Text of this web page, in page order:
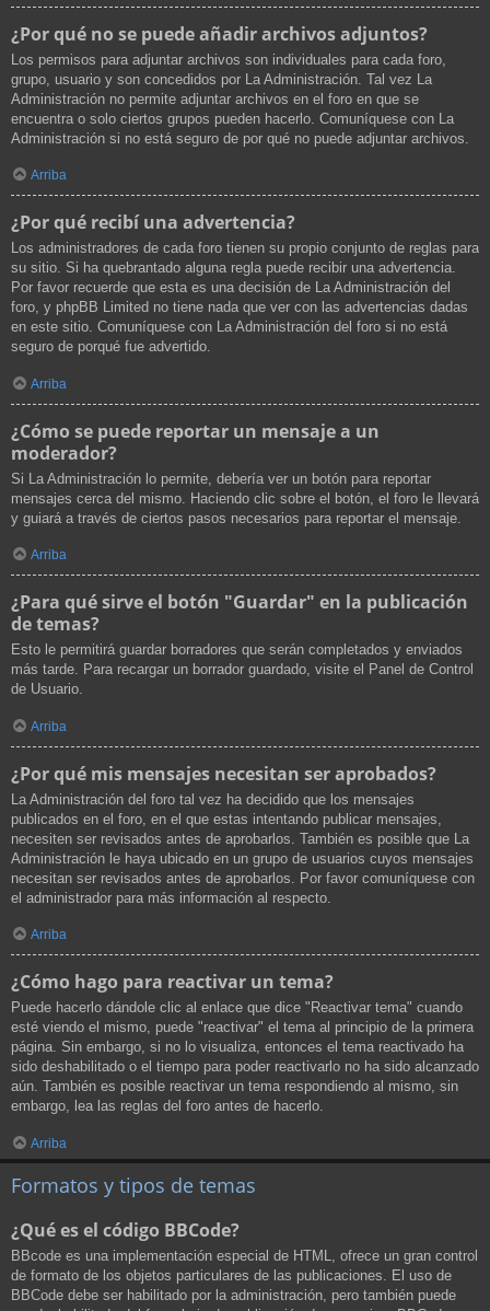
¿Por qué no se puede añadir archivos adjuntos?
Los permisos para adjuntar archivos son individuales para cada foro,
grupo, usuario y son concedidos por La Administración. Tal vez La
Administración no permite adjuntar archivos en el foro en que se
encuentra o solo ciertos grupos pueden hacerlo. Comuníquese con La
Administración si no está seguro de por qué no puede adjuntar archivos.
Arriba
¿Por qué recibí una advertencia?
Los administradores de cada foro tienen su propio conjunto de reglas para
su sitio. Si ha quebrantado alguna regla puede recibir una advertencia.
Por favor recuerde que esta es una decisión de La Administración del
foro, y phpBB Limited no tiene nada que ver con las advertencias dadas
en este sitio. Comuníquese con La Administración del foro si no está
seguro de porqué fue advertido.
Arriba
¿Cómo se puede reportar un mensaje a un
moderador?
Si La Administración lo permite, debería ver un botón para reportar
mensajes cerca del mismo. Haciendo clic sobre el botón, el foro le llevará
y guiará a través de ciertos pasos necesarios para reportar el mensaje.
Arriba
¿Para qué sirve el botón "Guardar" en la publicación
de temas?
Esto le permitirá guardar borradores que serán completados y enviados
más tarde. Para recargar un borrador guardado, visite el Panel de Control
de Usuario.
Arriba
¿Por qué mis mensajes necesitan ser aprobados?
La Administración del foro tal vez ha decidido que los mensajes
publicados en el foro, en el que estas intentando publicar mensajes,
necesiten ser revisados antes de aprobarlos. También es posible que La
Administración le haya ubicado en un grupo de usuarios cuyos mensajes
necesitan ser revisados antes de aprobarlos. Por favor comuníquese con
el administrador para más información al respecto.
Arriba
¿Cómo hago para reactivar un tema?
Puede hacerlo dándole clic al enlace que dice "Reactivar tema" cuando
esté viendo el mismo, puede "reactivar" el tema al principio de la primera
página. Sin embargo, si no lo visualiza, entonces el tema reactivado ha
sido deshabilitado o el tiempo para poder reactivarlo no ha sido alcanzado
aún. También es posible reactivar un tema respondiendo al mismo, sin
embargo, lea las reglas del foro antes de hacerlo.
Arriba
Formatos y tipos de temas
¿Qué es el código BBCode?
BBcode es una implementación especial de HTML, ofrece un gran control
de formato de los objetos particulares de las publicaciones. El uso de
BBCode debe ser habilitado por la administración, pero también puede